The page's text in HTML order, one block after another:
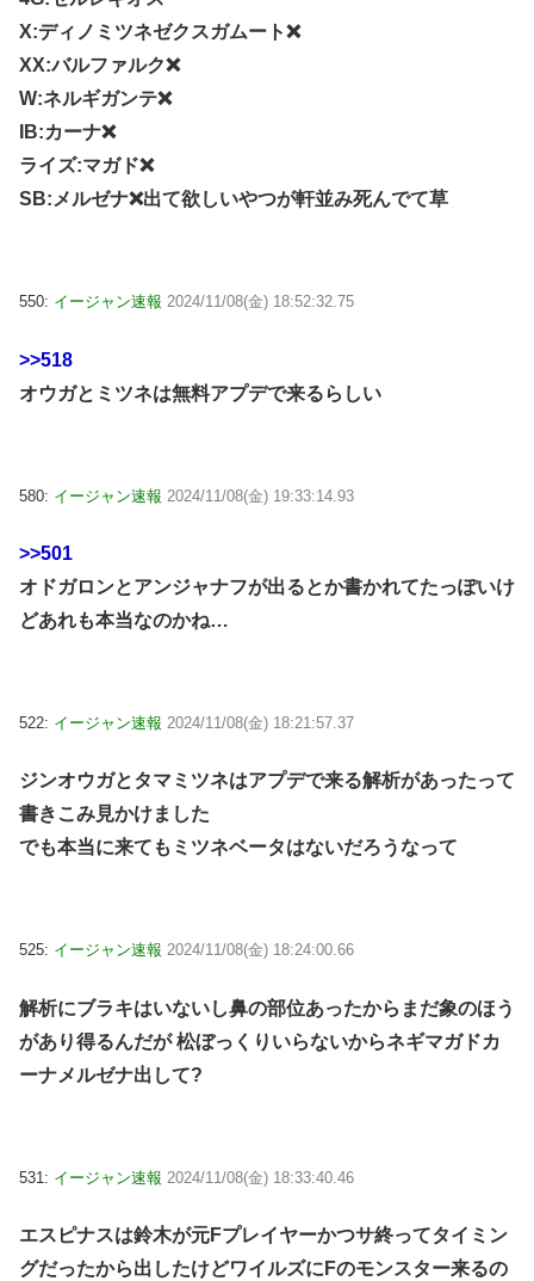
X:ディノミツネゼクスガムート❌
XX:バルファルク❌
W:ネルギガンテ❌
IB:カーナ❌
ライズ:マガド❌
SB:メルゼナ❌出て欲しいやつが軒並み死んでて草
550: イージャン速報 2024/11/08(金) 18:52:32.75
>>518
オウガとミツネは無料アプデで来るらしい
580: イージャン速報 2024/11/08(金) 19:33:14.93
>>501
オドガロンとアンジャナフが出るとか書かれてたっぽいけ
どあれも本当なのかね…
522: イージャン速報 2024/11/08(金) 18:21:57.37
ジンオウガとタマミツネはアプデで来る解析があったって
書きこみ見かけました
でも本当に来てもミツネベータはないだろうなって
525: イージャン速報 2024/11/08(金) 18:24:00.66
解析にブラキはいないし鼻の部位あったからまだ象のほう
があり得るんだが 松ぼっくりいらないからネギマガドカ
ーナメルゼナ出して?
531: イージャン速報 2024/11/08(金) 18:33:40.46
エスピナスは鈴木が元Fプレイヤーかつサ終ってタイミン
グだったから出したけどワイルズにFのモンスター来るの